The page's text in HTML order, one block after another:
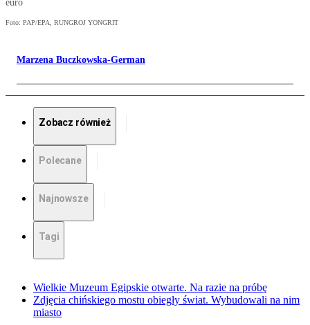
euro
Foto: PAP/EPA, RUNGROJ YONGRIT
Marzena Buczkowska-German
Zobacz również
Polecane
Najnowsze
Tagi
Wielkie Muzeum Egipskie otwarte. Na razie na próbę
Zdjęcia chińskiego mostu obiegły świat. Wybudowali na nim
miasto